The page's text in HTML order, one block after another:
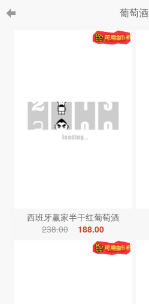
葡萄酒
西班牙赢家半干红葡萄酒
238.00
188.00